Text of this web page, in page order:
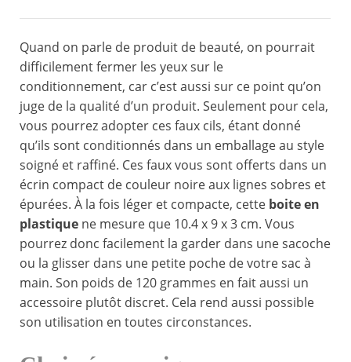
Quand on parle de produit de beauté, on pourrait
difficilement fermer les yeux sur le
conditionnement, car c’est aussi sur ce point qu’on
juge de la qualité d’un produit. Seulement pour cela,
vous pourrez adopter ces faux cils, étant donné
qu’ils sont conditionnés dans un emballage au style
soigné et raffiné. Ces faux vous sont offerts dans un
écrin compact de couleur noire aux lignes sobres et
épurées. À la fois léger et compacte, cette boite en
plastique ne mesure que 10.4 x 9 x 3 cm. Vous
pourrez donc facilement la garder dans une sacoche
ou la glisser dans une petite poche de votre sac à
main. Son poids de 120 grammes en fait aussi un
accessoire plutôt discret. Cela rend aussi possible
son utilisation en toutes circonstances.